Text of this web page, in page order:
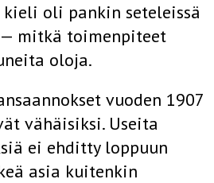
kieli oli pankin seteleissä
mitkä toimenpiteet
oloja.
vuoden 1907
vähäisiksi. Useita
ei ehditty loppuun
asia kuitenkin